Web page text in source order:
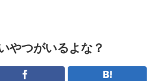
う
権剥奪や過去ワールドカップ、...
メwww
やつがいるよな？